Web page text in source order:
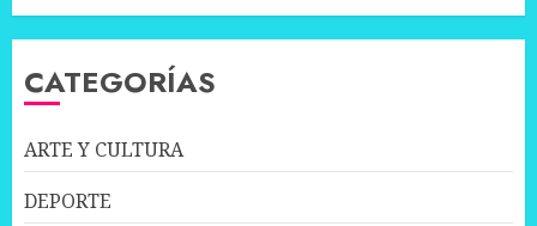
CATEGORÍAS
ARTE Y CULTURA
DEPORTE